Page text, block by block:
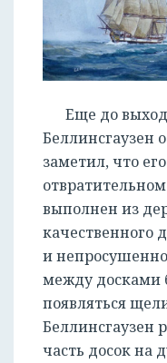
Еще до
Беллинсгаузен
заметил, что
выполнен из
качественного
и
между досками
появляться
Беллинсгаузен
часть досок на